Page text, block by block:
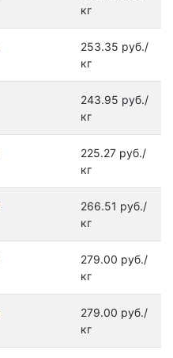
кг
253.35 руб./
кг
243.95 руб./
кг
225.27 руб./
кг
266.51 руб./
кг
279.00 руб./
кг
279.00 руб./
кг